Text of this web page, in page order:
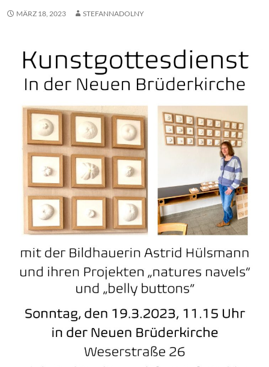
MÄRZ 18, 2023 STEFANNADOLNY